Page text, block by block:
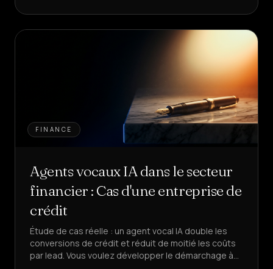
FINANCE
Agents vocaux IA dans le secteur
financier : Cas d'une entreprise de
crédit
Étude de cas réelle : un agent vocal IA double les
conversions de crédit et réduit de moitié les coûts
par lead. Vous voulez développer le démarchage à